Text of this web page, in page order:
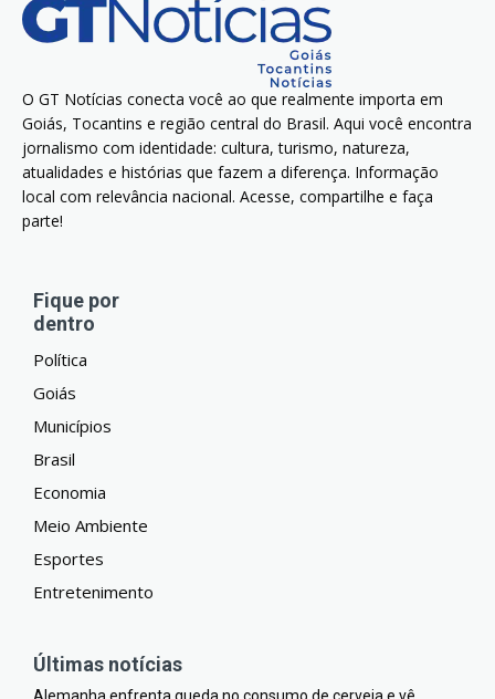
O GT Notícias conecta você ao que realmente importa em
Goiás, Tocantins e região central do Brasil. Aqui você encontra
jornalismo com identidade: cultura, turismo, natureza,
atualidades e histórias que fazem a diferença. Informação
local com relevância nacional. Acesse, compartilhe e faça
parte!
Fique por
dentro
Política
Goiás
Municípios
Brasil
Economia
Meio Ambiente
Esportes
Entretenimento
Últimas notícias